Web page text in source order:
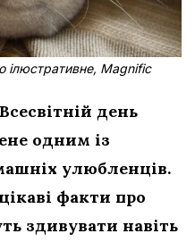
ілюстративне, Magnific
день
одним із
улюбленців.
факти про
здивувати навіть